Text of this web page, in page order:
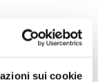
sui cookie
il
m), ai cui
più antica e
Ötzi. Si